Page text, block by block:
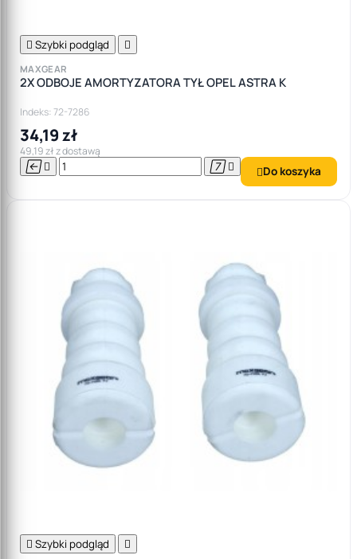
 Szybki podgląd 
MAXGEAR
2X ODBOJE AMORTYZATORA TYŁ OPEL ASTRA K
Indeks: 72-7286
34,19 zł
49,19 zł z dostawą
    Do koszyka
 Szybki podgląd 